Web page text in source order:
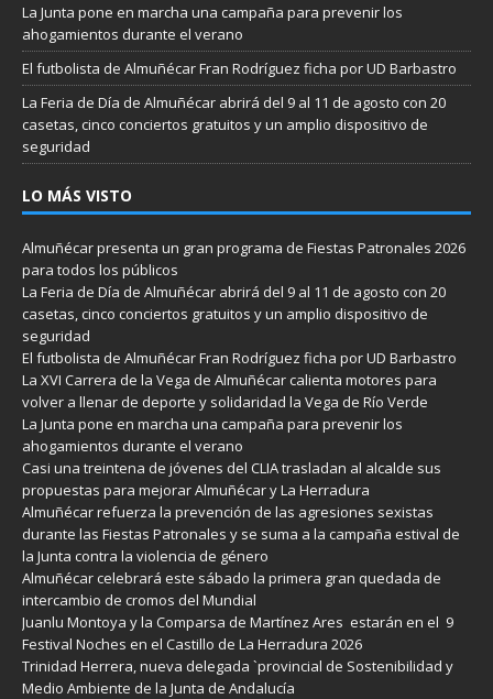
La Junta pone en marcha una campaña para prevenir los
ahogamientos durante el verano
El futbolista de Almuñécar Fran Rodríguez ficha por UD Barbastro
La Feria de Día de Almuñécar abrirá del 9 al 11 de agosto con 20
casetas, cinco conciertos gratuitos y un amplio dispositivo de
seguridad
LO MÁS VISTO
Almuñécar presenta un gran programa de Fiestas Patronales 2026
para todos los públicos
La Feria de Día de Almuñécar abrirá del 9 al 11 de agosto con 20
casetas, cinco conciertos gratuitos y un amplio dispositivo de
seguridad
El futbolista de Almuñécar Fran Rodríguez ficha por UD Barbastro
La XVI Carrera de la Vega de Almuñécar calienta motores para
volver a llenar de deporte y solidaridad la Vega de Río Verde
La Junta pone en marcha una campaña para prevenir los
ahogamientos durante el verano
Casi una treintena de jóvenes del CLIA trasladan al alcalde sus
propuestas para mejorar Almuñécar y La Herradura
Almuñécar refuerza la prevención de las agresiones sexistas
durante las Fiestas Patronales y se suma a la campaña estival de
la Junta contra la violencia de género
Almuñécar celebrará este sábado la primera gran quedada de
intercambio de cromos del Mundial
Juanlu Montoya y la Comparsa de Martínez Ares estarán en el 9
Festival Noches en el Castillo de La Herradura 2026
Trinidad Herrera, nueva delegada `provincial de Sostenibilidad y
Medio Ambiente de la Junta de Andalucía